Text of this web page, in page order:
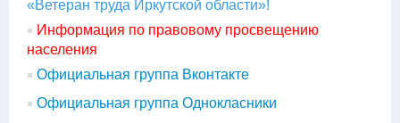
«Ветеран труда Иркутской области»!
Информация по правовому просвещению
населения
Официальная группа Вконтакте
Официальная группа Однокласники